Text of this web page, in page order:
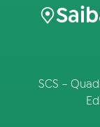
SCS –